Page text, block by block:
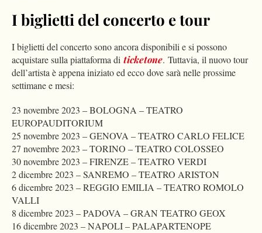
I biglietti del concerto e tour
I biglietti del concerto sono ancora disponibili e si possono
acquistare sulla piattaforma di ticketone. Tuttavia, il nuovo tour
dell’artista è appena iniziato ed ecco dove sarà nelle prossime
settimane e mesi:
23 novembre 2023 – BOLOGNA – TEATRO
EUROPAUDITORIUM
25 novembre 2023 – GENOVA – TEATRO CARLO FELICE
27 novembre 2023 – TORINO – TEATRO COLOSSEO
30 novembre 2023 – FIRENZE – TEATRO VERDI
2 dicembre 2023 – SANREMO – TEATRO ARISTON
6 dicembre 2023 – REGGIO EMILIA – TEATRO ROMOLO
VALLI
8 dicembre 2023 – PADOVA – GRAN TEATRO GEOX
16 dicembre 2023 – NAPOLI – PALAPARTENOPE